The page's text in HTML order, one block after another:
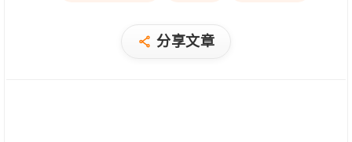
分享文章